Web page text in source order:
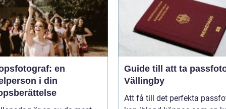
en
i din
Guide till att ta
Vällingby
Att få till det perfekta